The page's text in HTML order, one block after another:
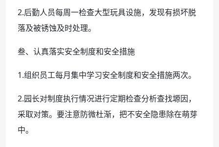
2.后勤人员每周一检查大型玩具设施，发现有损坏脱
落及被锈蚀及时处理。
叁、认真落实安全制度和安全措施
1.组织员工每月集中学习安全制度和安全措施两次。
2.园长对制度执行情况进行定期检查分析查找塬因，
采取对策。要注意防微杜渐，把不安全隐患除在萌芽
中。